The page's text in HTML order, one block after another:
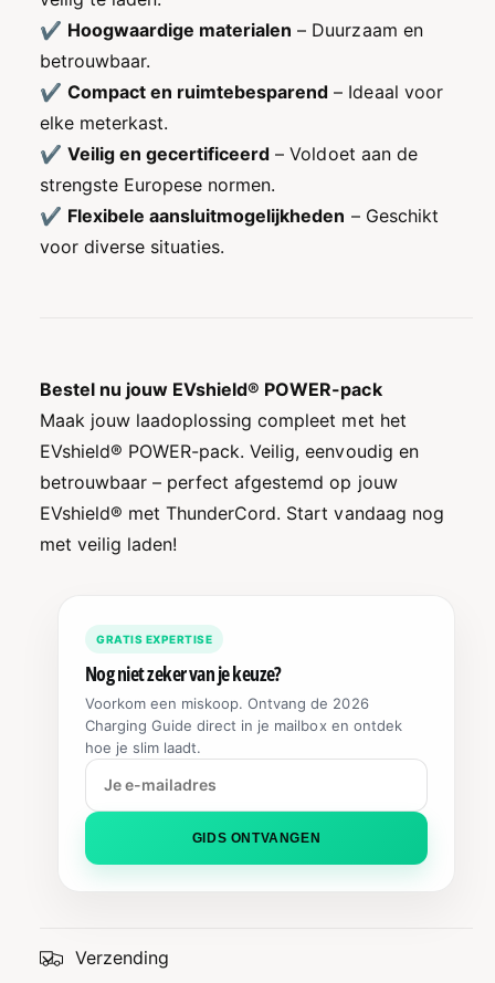
✔ Hoogwaardige materialen – Duurzaam en
betrouwbaar.
✔Compact en ruimtebesparend – Ideaal voor
elke meterkast.
✔Veilig en gecertificeerd – Voldoet aan de
strengste Europese normen.
✔ Flexibele aansluitmogelijkheden – Geschikt
voor diverse situaties.
Bestel nu jouw EVshield® POWER-pack
Maak jouw laadoplossing compleet met het
EVshield® POWER-pack. Veilig, eenvoudig en
betrouwbaar – perfect afgestemd op jouw
EVshield® met ThunderCord. Start vandaag nog
met veilig laden!
GRATIS EXPERTISE
Nog niet zeker van je keuze?
Voorkom een miskoop. Ontvang de 2026
Charging Guide direct in je mailbox en ontdek
hoe je slim laadt.
GIDS ONTVANGEN
Verzending